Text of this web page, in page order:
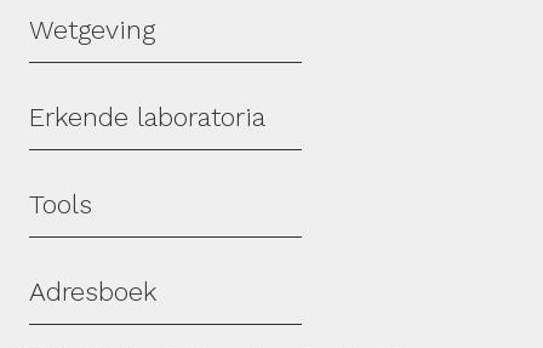
Wetgeving
Erkende laboratoria
Tools
Adresboek